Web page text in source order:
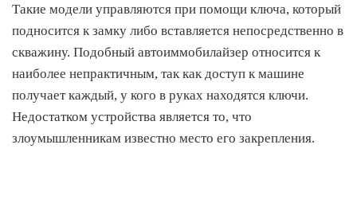
Такие модели управляются при помощи ключа, который
подносится к замку либо вставляется непосредственно в
скважину. Подобный автоиммобилайзер относится к
наиболее непрактичным, так как доступ к машине
получает каждый, у кого в руках находятся ключи.
Недостатком устройства является то, что
злоумышленникам известно место его закрепления.